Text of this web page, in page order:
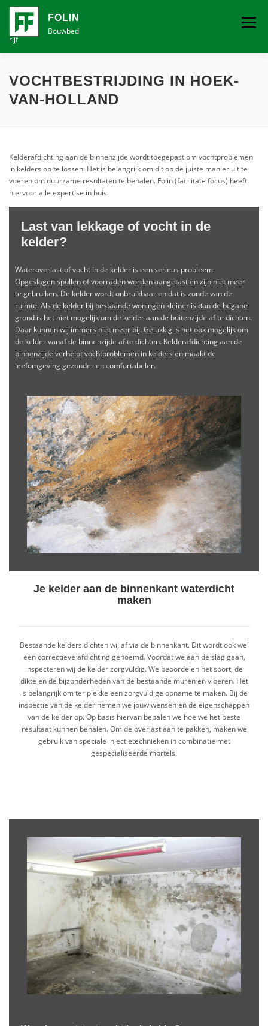
inhoud
FOLIN
Bouwbed
rijf
Menu
VOCHTBESTRIJDING
VOCHTBESTRIJDING IN HOEK-
VAN-HOLLAND
Kelderafdichting aan de binnenzijde wordt toegepast om vochtproblemen
in kelders op te lossen. Het is belangrijk om dit op de juiste manier uit te
voeren om duurzame resultaten te behalen. Folin (facilitate focus) heeft
hiervoor alle expertise in huis.
Last van lekkage of vocht in de
kelder?
Wateroverlast of vocht in de kelder is een serieus probleem.
Opgeslagen spullen of voorraden worden aangetast en zijn niet meer
te gebruiken. De kelder wordt onbruikbaar en dat is zonde van de
ruimte. Als de kelder bij bestaande woningen kleiner is dan de begane
grond is het niet mogelijk om de kelder aan de buitenzijde af te dichten.
Daar kunnen wij immers niet meer bij. Gelukkig is het ook mogelijk om
de kelder vanaf de binnenzijde af te dichten. Kelderafdichting aan de
binnenzijde verhelpt vochtproblemen in kelders en maakt de
leefomgeving gezonder en comfortabeler.
Je kelder aan de binnenkant waterdicht
maken
Bestaande kelders dichten wij af via de binnenkant. Dit wordt ook wel
een correctieve afdichting genoemd. Voordat we aan de slag gaan,
inspecteren wij de kelder zorgvuldig. We beoordelen het soort, de
dikte en de bijzonderheden van de bestaande muren en vloeren. Het
is belangrijk om ter plekke een zorgvuldige opname te maken. Bij de
inspectie van de kelder nemen we jouw wensen en de eigenschappen
van de kelder op. Op basis hiervan bepalen we hoe we het beste
resultaat kunnen behalen. Om de overlast aan te pakken, maken we
gebruik van speciale injectietechnieken in combinatie met
gespecialiseerde mortels.